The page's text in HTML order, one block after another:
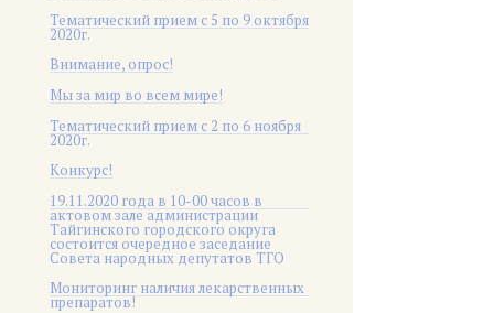
Тематический прием с 5 по 9 октября
2020г.
Внимание, опрос!
Мы за мир во всем мире!
Тематический прием с 2 по 6 ноября
2020г.
Конкурс!
19.11.2020 года в 10-00 часов в
актовом зале администрации
Тайгинского городского округа
состоится очередное заседание
Совета народных депутатов ТГО
Мониторинг наличия лекарственных
препаратов!